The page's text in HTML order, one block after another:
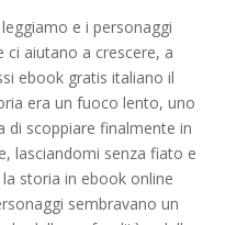
e i personaggi
ci aiutano a crescere, a
ebook gratis italiano il
era un fuoco lento, uno
di scoppiare finalmente in
lasciandomi senza fiato e
storia in ebook online
sembravano un